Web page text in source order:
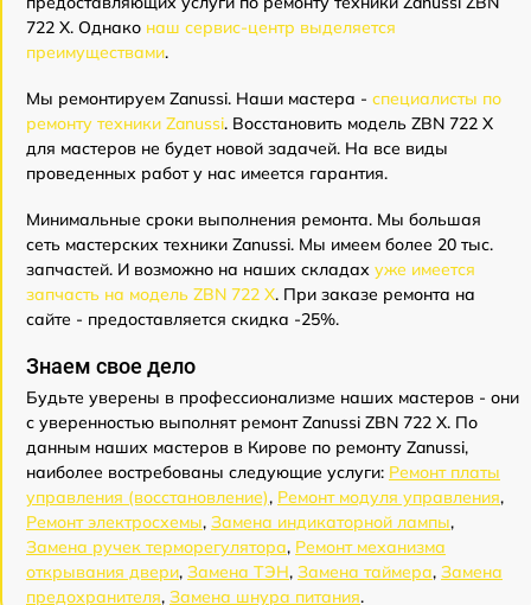
722 X. Однако наш сервис-центр выделяется
преимуществами.
Мы ремонтируем Zanussi. Наши мастера - специалисты по
ремонту техники Zanussi. Восстановить модель ZBN 722 X
для мастеров не будет новой задачей. На все виды
проведенных работ у нас имеется гарантия.
Минимальные сроки выполнения ремонта. Мы большая
сеть мастерских техники Zanussi. Мы имеем более 20 тыс.
запчастей. И возможно на наших складах уже имеется
запчасть на модель ZBN 722 X. При заказе ремонта на
сайте - предоставляется скидка -25%.
Знаем свое дело
Будьте уверены в профессионализме наших мастеров - они
с уверенностью выполнят ремонт Zanussi ZBN 722 X. По
данным наших мастеров в Кирове по ремонту Zanussi,
наиболее востребованы следующие услуги: Ремонт платы
управления (восстановление), Ремонт модуля управления,
Ремонт электросхемы, Замена индикаторной лампы,
Замена ручек терморегулятора, Ремонт механизма
открывания двери, Замена ТЭН, Замена таймера, Замена
предохранителя, Замена шнура питания.